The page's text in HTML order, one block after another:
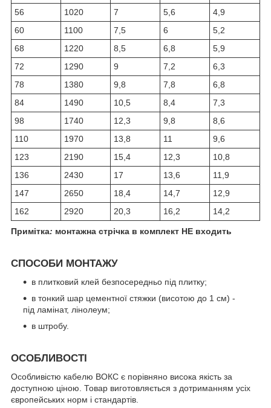
56
1020 7 5,6
4,9
60
1100 7,5 6
5,2
68
1220 8,5 6,8
5,9
72
1290 9 7,2
6,3
78
1380 9,8 7,8
6,8
84
1490 10,5 8,4
7,3
98
1740 12,3 9,8
8,6
110
1970 13,8 11
9,6
123
2190 15,4 12,3
10,8
136
2430 17 13,6
11,9
147
2650 18,4 14,7
12,9
162
2920 20,3 16,2 14,2
Примітка: монтажна стрічка в комплект НЕ входить
СПОСОБИ МОНТАЖУ
в плитковий клей безпосередньо під плитку;
в тонкий шар цементної стяжки (висотою до 1 см) -
під ламінат, лінолеум;
в штробу.
ОСОБЛИВОСТІ
Особливістю кабелю ВОКС є порівняно висока якість за
доступною ціною. Товар виготовляється з дотриманням усіх
європейських норм і стандартів.